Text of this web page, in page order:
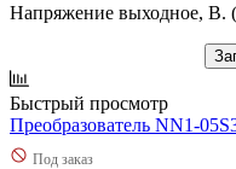
Напряжение выходное, В.
Быстрый просмотр
Преобразователь NN1-
Под заказ